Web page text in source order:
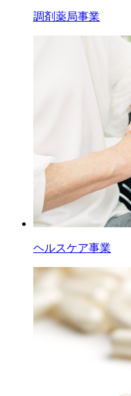
調剤薬局事業
ヘルスケア事業